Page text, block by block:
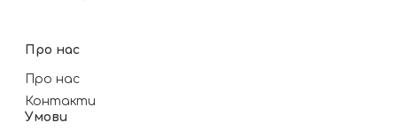
Про нас
Про нас
Контакти
Умови